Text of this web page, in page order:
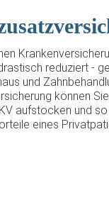
reduziert -
und
können
aufstocken und
eines